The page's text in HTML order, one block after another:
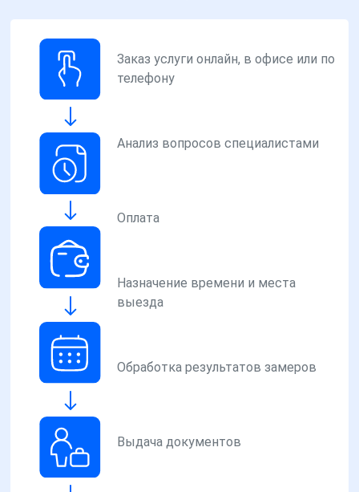
Заказ услуги онлайн, в офисе или по
телефону
Анализ вопросов специалистами
Оплата
Назначение времени и места
выезда
Обработка результатов замеров
Выдача документов